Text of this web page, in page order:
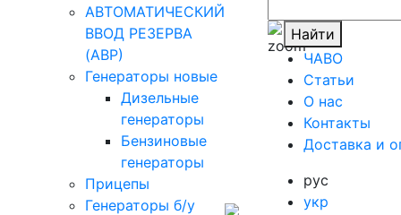
АВТОМАТИЧЕСКИЙ
ВВОД РЕЗЕРВА
(АВР)
Генераторы новые
Дизельные
генераторы
Бензиновые
генераторы
Прицепы
Генераторы б/у
Найти
ЧАВО
Cтатьи
O нас
Контакты
Доставка и
рус
укр